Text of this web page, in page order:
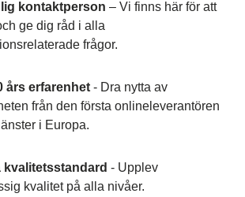
kontaktperson – Vi finns här för att
ge dig råd i alla
frågor.
års erfarenhet- Dra nytta av
från den första onlineleverantören
i Europa.
kvalitetsstandard - Upplev
kvalitet på alla nivåer.